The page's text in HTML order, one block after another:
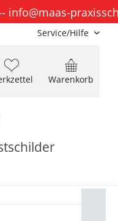
info@maas-
Service/Hilfe
Warenkorb